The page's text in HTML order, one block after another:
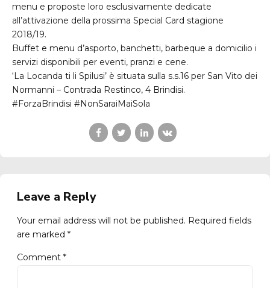
menu e proposte loro esclusivamente dedicate
all’attivazione della prossima Special Card stagione
2018/19.
Buffet e menu d’asporto, banchetti, barbeque a domicilio i
servizi disponibili per eventi, pranzi e cene.
‘La Locanda ti li Spilusi’ è situata sulla s.s.16 per San Vito dei
Normanni – Contrada Restinco, 4 Brindisi.
#ForzaBrindisi #NonSaraiMaiSola
Leave a Reply
Your email address will not be published. Required fields
are marked *
Comment *